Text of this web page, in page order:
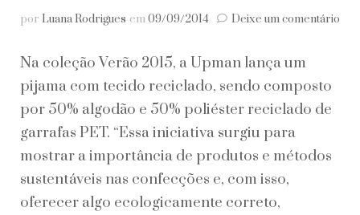
por Luana Rodrigues em09/09/2014 Deixe um comentárioem
Na coleção Verão 2015, a Upman lança um
pijama com tecido reciclado, sendo composto
por 50% algodão e 50% poliéster reciclado de
garrafas PET. “Essa iniciativa surgiu para
mostrar a importância de produtos e métodos
sustentáveis nas confecções e, com isso,
oferecer algo ecologicamente correto,